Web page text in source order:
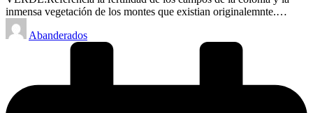
inmensa vegetación de los montes que existian originalemnte.…
Posted
by
Abanderados